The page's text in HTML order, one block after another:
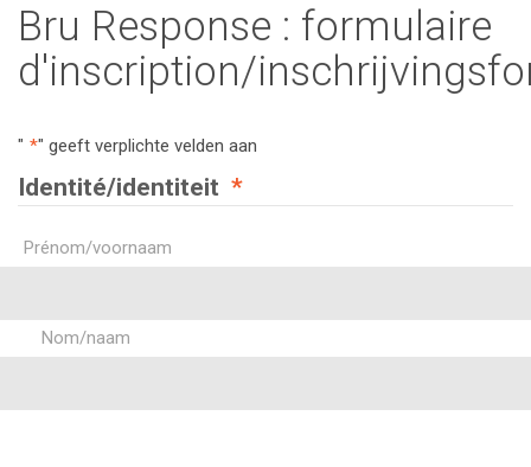
Bru Response : formulaire
d'inscription/
" *" geeft verplichte velden aan
Identité/identiteit *
Prénom/voornaam
Nom/naam